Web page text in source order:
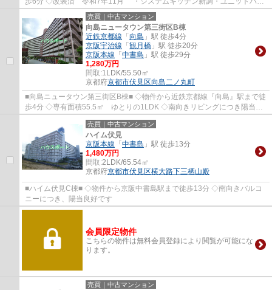
新調・洗面化粧台新調・トイレ新調 ・全室ク...
売買｜中古マンション
向島ニュータウン第三街区B棟
近鉄京都線 「向島 」駅 徒歩4分
京阪宇治線 「観月橋 」駅 徒歩20分
京阪本線 「中書島 」駅 徒歩29分
1,280万円
間取:1LDK/55.50㎡
京都府京都市伏見区向島二ノ丸町
■向島ニュータウン第三街区B棟■ ◇物件から近鉄京都線『向島』駅まで徒
歩4分 ◇専有面積55.5㎡ ゆとりの1LDK ◇南向きリビングにつき陽当良
好です。
売買｜中古マンション
ハイム伏見
京阪本線 「中書島 」駅 徒歩13分
1,480万円
間取:2LDK/65.54㎡
京都府京都市伏見区横大路下三栖山殿
■ハイム伏見C棟■ ◇物件から京阪中書島駅まで徒歩13分 ◇南向きバルコ
ニーにつき、陽当良好です
会員限定物件
こちらの物件は無料会員登録により閲覧が可能にな
ります。
売買｜中古マンション